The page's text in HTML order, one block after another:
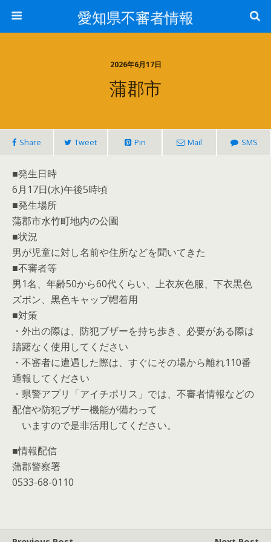
愛知県不審者情報
2026年6月17日
蒲郡市
Share Tweet Pin Mail SMS
■発生日時
6月17日(水)午後5時頃
■発生場所
蒲郡市水竹町地内の公園
■状況
男が児童に対し名前や住所などを聞いてきた
■不審者等
男1名、年齢50から60代くらい、上衣灰色服、下衣黒色
ズボン、黒色キャップ帽着用
■対策
・外出の際は、防犯ブザーを持ち歩き、必要がある際は
躊躇なく使用してください
・不審者に遭遇した際は、すぐにその場から離れ110番
通報してください
・県警アプリ「アイチポリス」では、不審者情報などの
配信や防犯ブザー機能が備わって
いますので是非活用してください。
■情報配信
蒲郡警察署
0533-68-0110